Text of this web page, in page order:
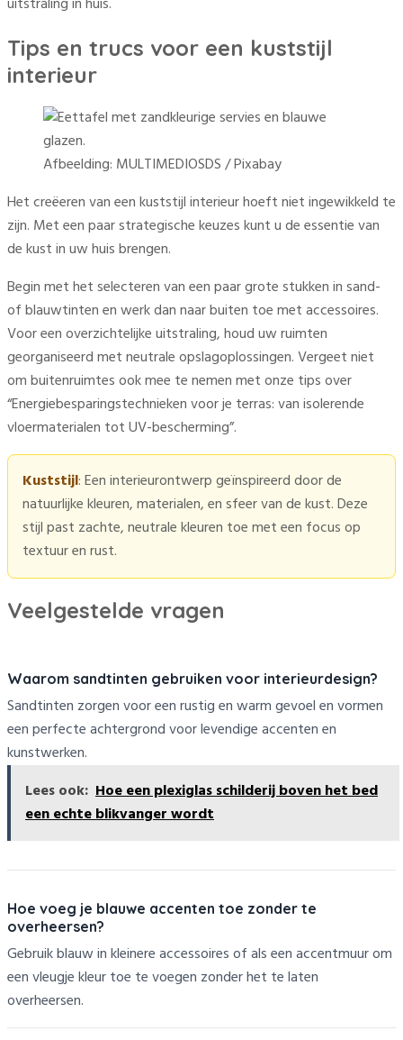
Tips en trucs voor een kuststijl
interieur
Afbeelding: MULTIMEDIOSDS / Pixabay
Het creëeren van een kuststijl interieur hoeft niet ingewikkeld te
zijn. Met een paar strategische keuzes kunt u de essentie van
de kust in uw huis brengen.
Begin met het selecteren van een paar grote stukken in sand-
of blauwtinten en werk dan naar buiten toe met accessoires.
Voor een overzichtelijke uitstraling, houd uw ruimten
georganiseerd met neutrale opslagoplossingen. Vergeet niet
om buitenruimtes ook mee te nemen met onze tips over
“Energiebesparingstechnieken voor je terras: van isolerende
vloermaterialen tot UV-bescherming”.
Kuststijl: Een interieurontwerp geïnspireerd door de
natuurlijke kleuren, materialen, en sfeer van de kust. Deze
stijl past zachte, neutrale kleuren toe met een focus op
textuur en rust.
Veelgestelde vragen
Waarom sandtinten gebruiken voor interieurdesign?
Sandtinten zorgen voor een rustig en warm gevoel en vormen
een perfecte achtergrond voor levendige accenten en
kunstwerken.
Lees ook: Hoe een plexiglas schilderij boven het bed
een echte blikvanger wordt
Hoe voeg je blauwe accenten toe zonder te
overheersen?
Gebruik blauw in kleinere accessoires of als een accentmuur om
een vleugje kleur toe te voegen zonder het te laten
overheersen.